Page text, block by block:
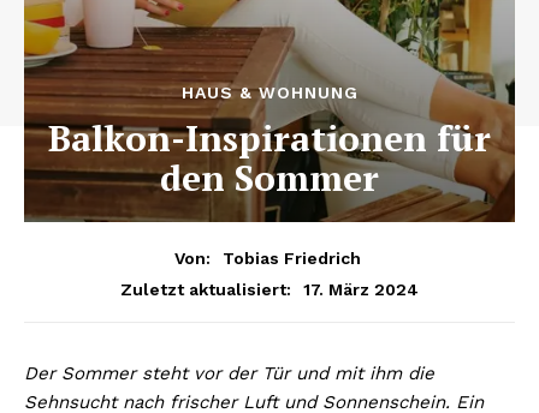
HAUS & WOHNUNG
Balkon-Inspirationen für
den Sommer
Von:
Tobias Friedrich
Zuletzt aktualisiert:
17. März 2024
Der Sommer steht vor der Tür und mit ihm die
Sehnsucht nach frischer Luft und Sonnenschein. Ein